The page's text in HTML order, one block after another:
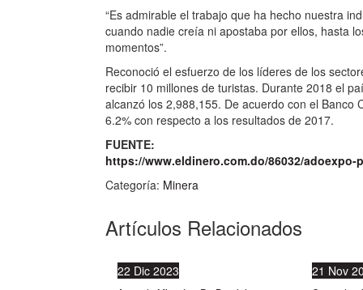
“Es admirable el trabajo que ha hecho nuestra
cuando nadie creía ni apostaba por ellos, hasta
momentos”.
Reconoció el esfuerzo de los líderes de los
recibir 10 millones de turistas. Durante 2018 el
alcanzó los 2,988,155. De acuerdo con el
6.2% con respecto a los resultados de 2017.
FUENTE:
https://www.eldinero.com.do/86032/
Categoría: Minera
Artículos Relacionados
22 Dic 2023 21 Nov